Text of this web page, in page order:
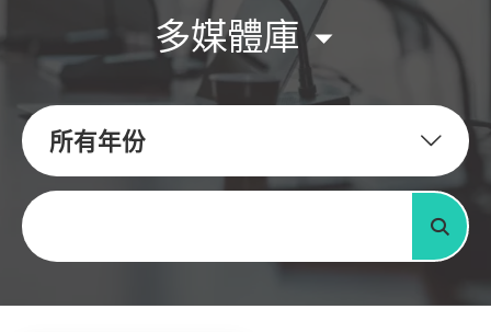
多媒體庫
所有年份
關鍵字
搜尋